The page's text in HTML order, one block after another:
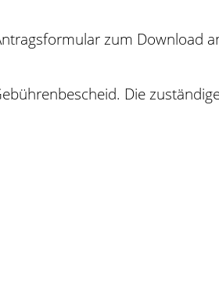
zum Download
Die